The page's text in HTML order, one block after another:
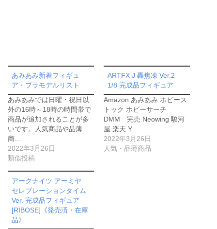
あみあみ新着フィギュ
ア・プラモデルリスト
あみあみでは日曜・祝日以
外の16時～18時の時間帯で
商品が追加されることが多
いです。人気商品や品薄
商…
2022年3月26日
類似投稿
ARTFX J 轟焦凍 Ver.2
1/8 完成品フィギュア
Amazon あみあみ ホビース
トック ホビーサーチ
DMM 完売 Neowing 駿河
屋 楽天 Y…
2022年3月26日
人気・品薄商品
アークナイツ アーミヤ
セレブレーションタイム
Ver. 完成品フィギュア
[RIBOSE]《発売済・在庫
品》